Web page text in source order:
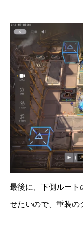
最後に、下側ルート
せたいので、重装の